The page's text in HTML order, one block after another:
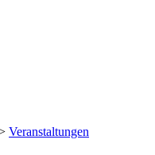
Veranstaltungen